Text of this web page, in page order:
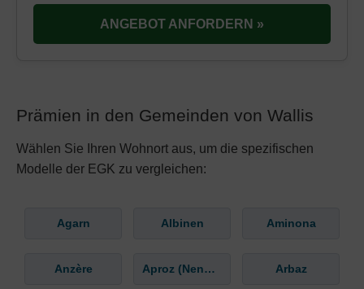
ANGEBOT ANFORDERN »
Prämien in den Gemeinden von Wallis
Wählen Sie Ihren Wohnort aus, um die spezifischen
Modelle der EGK zu vergleichen:
Agarn Albinen Aminona
Anzère Aproz (Nendaz) Arbaz